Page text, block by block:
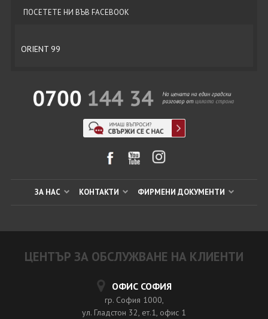
ПОСЕТЕТЕ НИ ВЪВ FACEBOOK
ORIENT 99
ЗА НАС КОНТАКТИ ФИРМЕНИ ДОКУМЕНТИ
ЦЕНТЪР ЗА ОБСЛУЖВАНЕ НА КЛИЕНТИ
ОФИС СОФИЯ
гр. София 1000,
ул. Гладстон 32, ет.1, офис 1